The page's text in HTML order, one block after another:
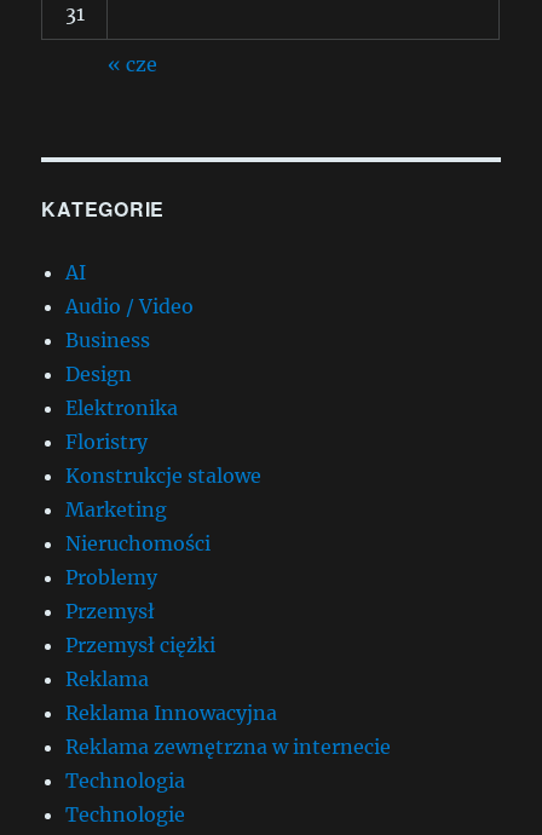
31
« cze
KATEGORIE
AI
Audio / Video
Business
Design
Elektronika
Floristry
Konstrukcje stalowe
Marketing
Nieruchomości
Problemy
Przemysł
Przemysł ciężki
Reklama
Reklama Innowacyjna
Reklama zewnętrzna w internecie
Technologia
Technologie